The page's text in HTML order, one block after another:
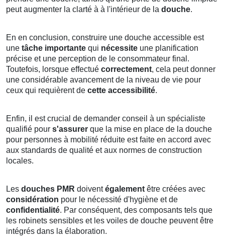
peut augmenter la clarté à à l'intérieur de la douche.
En en conclusion, construire une douche accessible est
une tâche importante qui nécessite une planification
précise et une perception de le consommateur final.
Toutefois, lorsque effectué correctement, cela peut donner
une considérable avancement de la niveau de vie pour
ceux qui requièrent de cette accessibilité.
Enfin, il est crucial de demander conseil à un spécialiste
qualifié pour s'assurer que la mise en place de la douche
pour personnes à mobilité réduite est faite en accord avec
aux standards de qualité et aux normes de construction
locales.
Les douches PMR doiventégalement être créées avec
considération pour le nécessité d'hygiène et de
confidentialité. Par conséquent, des composants tels que
les robinets sensibles et les voiles de douche peuvent être
intégrés dans la élaboration.